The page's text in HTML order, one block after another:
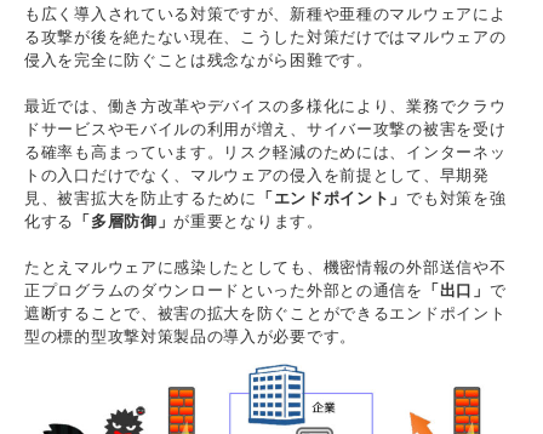
も広く導入されている対策ですが、新種や亜種のマルウェアによ
る攻撃が後を絶たない現在、こうした対策だけではマルウェアの
侵入を完全に防ぐことは残念ながら困難です。
最近では、働き方改革やデバイスの多様化により、業務でクラウ
ドサービスやモバイルの利用が増え、サイバー攻撃の被害を受け
る確率も高まっています。リスク軽減のためには、インターネッ
トの入口だけでなく、マルウェアの侵入を前提として、早期発
見、被害拡大を防止するために
「エンドポイント」でも対策を強
化する 「多層防御」が重要となります。
たとえマルウェアに感染したとしても、機密情報の外部送信や不
正プログラムのダウンロードといった外部との通信を 「出口」 で
遮断することで、被害の拡大を防ぐことができるエンドポイント
型の標的型攻撃対策製品の導入が必要です。